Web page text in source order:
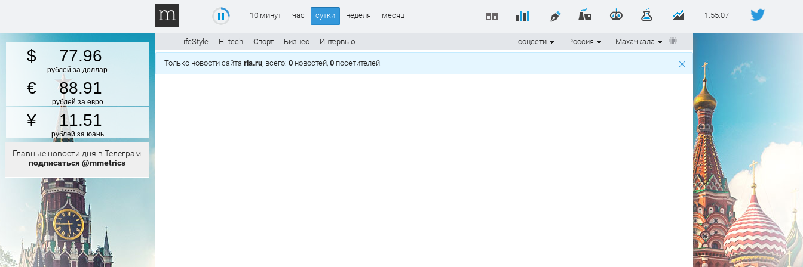
77.96
рублей за доллар
88.91
рублей за евро
11.51
рублей за юань
Главные новости дня в Телеграм
подписаться @mmetrics
1:55:08
10 минут час сутки неделя месяц
LifeStyle Hi-tech Спорт Бизнес Интервью Махачкала
Россия
соцсети
Только новости сайта ria.ru, всего: 0 новостей, 0 посетителей.